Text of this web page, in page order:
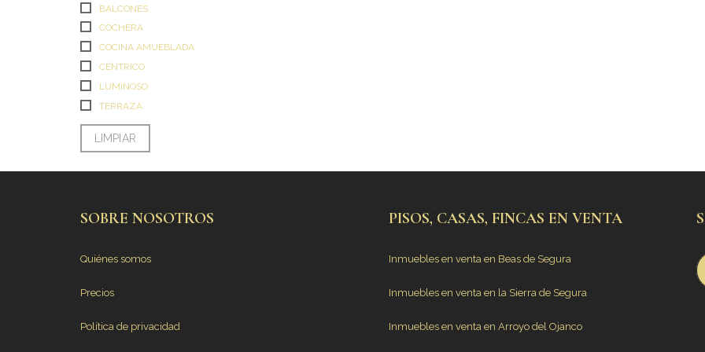
BALCONES
COCHERA
COCINA AMUEBLADA
CÉNTRICO
LUMINOSO
TERRAZA
LIMPIAR
SOBRE NOSOTROS
Quiénes somos
Precios
Política de privacidad
PISOS, CASAS, FINCAS EN VENTA
Inmuebles en venta en Beas de Segura
Inmuebles en venta en la Sierra de Segura
Inmuebles en venta en Arroyo del Ojanco